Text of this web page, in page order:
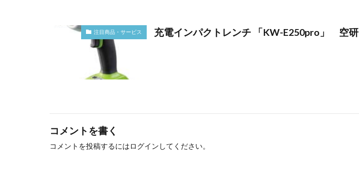
注目商品・サービス 充電インパクトレンチ 「KW-E250pro」 空研
コメントを書く
コメントを投稿するにはログイン してください。